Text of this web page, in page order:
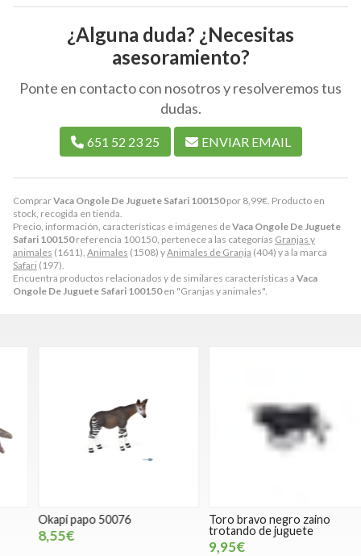
ComprarVaca Ongole De Juguete Safari 100150por 8,99€ . Producto en
stock, recogida en tienda.
Precio, información, características e imágenes deVaca Ongole De Juguete
Safari 100150referencia 100150, pertenece a las categorías Granjas y
animales (1611), Animales (1508) yAnimales de Granja (404) y a la marca
Safari (197).
Encuentra productos relacionados y de similares características a Vaca
Ongole De Juguete Safari 100150en "Granjas y animales".
¿Alguna duda? ¿Necesitas
asesoramiento?
Ponte en contacto con nosotros y resolveremos tus
dudas.
651 52 23 25 ENVIAR EMAIL
Okapi papo 50076
8,55€
Toro bravo negro zaino
trotando de juguete
9,95€